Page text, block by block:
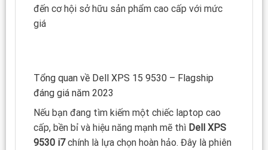
đến cơ hội sở hữu sản phẩm cao cấp với mức
giá
Tổng quan về Dell XPS 15 9530 – Flagship
đáng giá năm 2023
Nếu bạn đang tìm kiếm một chiếc laptop cao
cấp, bền bỉ và hiệu năng mạnh mẽ thì Dell XPS
9530 i7chính là lựa chọn hoàn hảo. Đây là phiên